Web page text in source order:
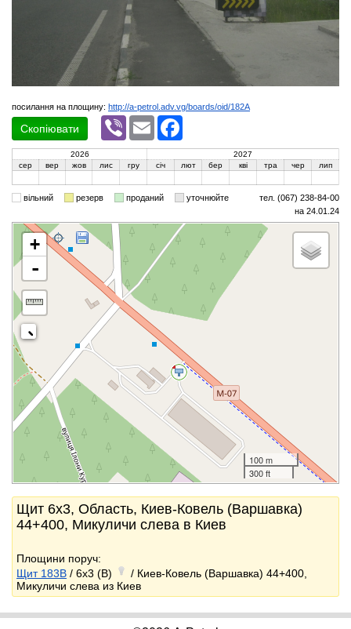
посилання на площину: http://a-petrol.adv.vg/boards/oid/182A
Скопіювати
Viber Email
2026
2027
сер
вер жов лис гру січ лют бер кві тра чер лип
вільний резерв проданий уточнюйте
тел. (067) 238-84-00
на 24.01.24
+
-
100 m
300 ft
Щит 6x3, Область, Киев-Ковель (Варшавка)
44+400, Микуличи слева в Киев
Площини поруч:
Щит 183B / 6x3 (B)
/ Киев-Ковель (Варшавка) 44+400,
Микуличи слева из Киев